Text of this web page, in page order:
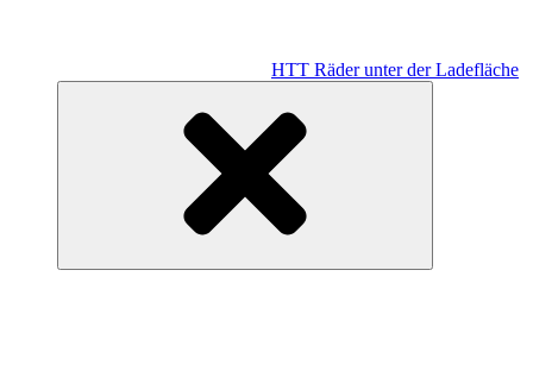
HTT Räder unter der Ladefläche